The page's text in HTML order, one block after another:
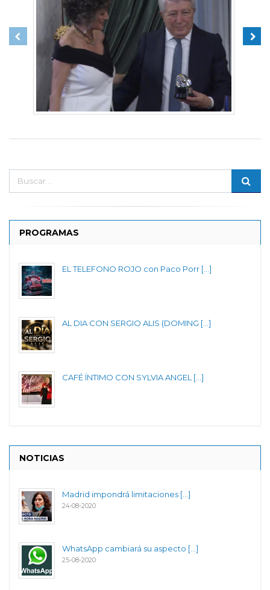
PROGRAMAS
EL TELEFONO ROJO con Paco Porr [...]
AL DIA CON SERGIO ALIS (DOMING [...]
CAFÉ ÍNTIMO CON SYLVIA ANGEL [...]
NOTICIAS
Madrid impondrá limitaciones [...]
24-08-2020
WhatsApp cambiará su aspecto [...]
25-08-2020